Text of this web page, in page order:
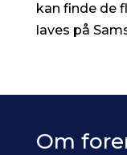
kan finde de
laves på
Om